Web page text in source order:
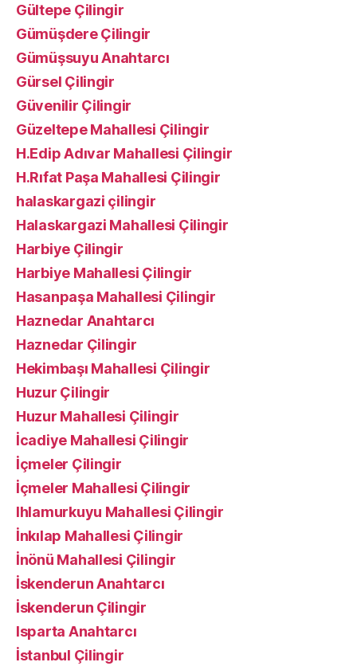
Gültepe Çilingir
Gümüşdere Çilingir
Gümüşsuyu Anahtarcı
Gürsel Çilingir
Güvenilir Çilingir
Güzeltepe Mahallesi Çilingir
H.Edip Adıvar Mahallesi Çilingir
H.Rıfat Paşa Mahallesi Çilingir
halaskargazi çilingir
Halaskargazi Mahallesi Çilingir
Harbiye Çilingir
Harbiye Mahallesi Çilingir
Hasanpaşa Mahallesi Çilingir
Haznedar Anahtarcı
Haznedar Çilingir
Hekimbaşı Mahallesi Çilingir
Huzur Çilingir
Huzur Mahallesi Çilingir
İcadiye Mahallesi Çilingir
İçmeler Çilingir
İçmeler Mahallesi Çilingir
Ihlamurkuyu Mahallesi Çilingir
İnkılap Mahallesi Çilingir
İnönü Mahallesi Çilingir
İskenderun Anahtarcı
İskenderun Çilingir
Isparta Anahtarcı
İstanbul Çilingir